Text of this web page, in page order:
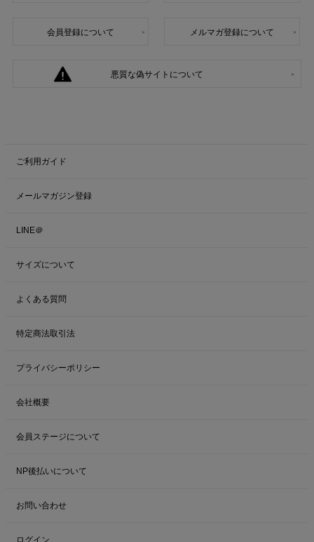
会員登録について メルマガ登録について
悪質な偽サイトについて
ご利用ガイド
メールマガジン登録
LINE＠
サイズについて
よくある質問
特定商法取引法
プライバシーポリシー
会社概要
会員ステージについて
NP後払いについて
お問い合わせ
ログイン